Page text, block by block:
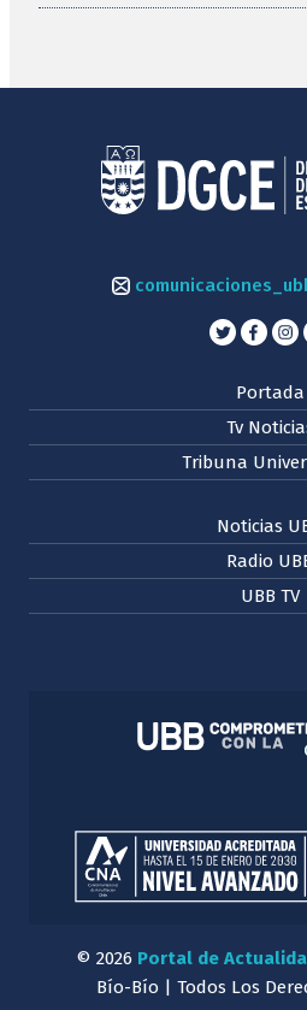
Portada
Tv
Tribuna
Noticias
Radio
UBB TV
© 2026 Portal de
Bío-Bío | Todos Los